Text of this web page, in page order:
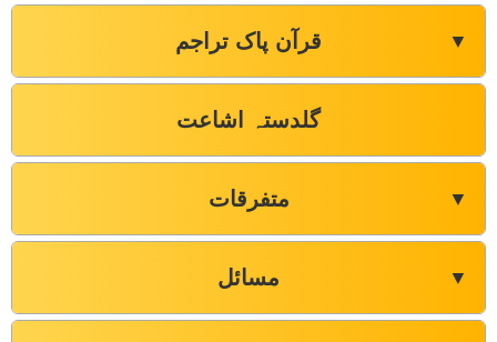
قرآن پاک تراجم ▼
گلدستہ اشاعت
متفرقات ▼
مسائل ▼